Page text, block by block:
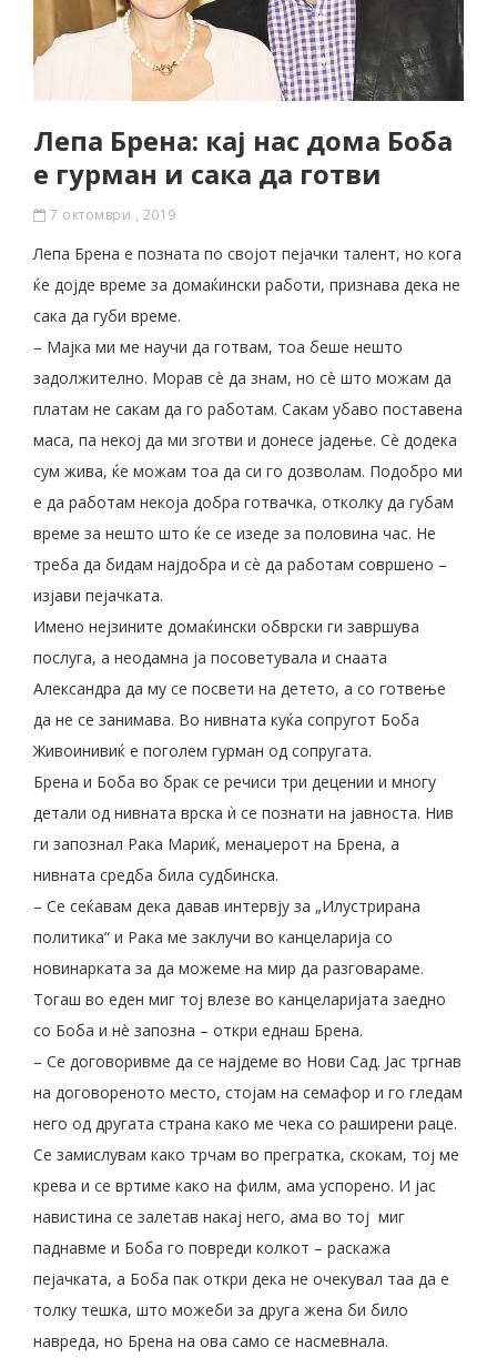
Лепа Брена: кај нас дома Боба
е гурман и сака да готви
7 октомври , 2019
Лепа Брена е позната по својот пејачки талент, но кога
ќе дојде време за домаќински работи, признава дека не
сака да губи време.
– Мајка ми ме научи да готвам, тоа беше нешто
задолжително. Морав сè да знам, но сè што можам да
платам не сакам да го работам. Сакам убаво поставена
маса, па некој да ми зготви и донесе јадење. Сè додека
сум жива, ќе можам тоа да си го дозволам. Подобро ми
е да работам некоја добра готвачка, отколку да губам
време за нешто што ќе се изеде за половина час. Не
треба да бидам најдобра и сè да работам совршено –
изјави пејачката.
Имено нејзините домаќински обврски ги завршува
послуга, а неодамна ја посоветувала и снаата
Александра да му се посвети на детето, а со готвење
да не се занимава. Во нивната куќа сопругот Боба
Живоинивиќ е поголем гурман од сопругата.
Брена и Боба во брак се речиси три децении и многу
детали од нивната врска ѝ се познати на јавноста. Нив
ги запознал Рака Мариќ, менаџерот на Брена, а
нивната средба била судбинска.
– Се сеќавам дека давав интервју за „Илустрирана
политика“ и Рака ме заклучи во канцеларија со
новинарката за да можеме на мир да разговараме.
Тогаш во еден миг тој влезе во канцеларијата заедно
со Боба и нè запозна – откри еднаш Брена.
– Се договоривме да се најдеме во Нови Сад. Јас тргнав
на договореното место, стојам на семафор и го гледам
него од другата страна како ме чека со раширени раце.
Се замислувам како трчам во прегратка, скокам, тој ме
крева и се вртиме како на филм, ама успорено. И јас
навистина се залетав накај него, ама во тој миг
паднавме и Боба го повреди колкот – раскажа
пејачката, а Боба пак откри дека не очекувал таа да е
толку тешка, што можеби за друга жена би било
навреда, но Брена на ова само се насмевнала.